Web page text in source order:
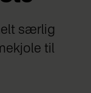
særlig
til